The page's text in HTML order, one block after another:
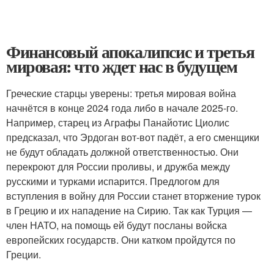
Финансовый апокалипсис и третья
мировая: что ждет нас в будущем
Греческие старцы уверены: третья мировая война
начнётся в конце 2024 года либо в начале 2025-го.
Например, старец из Аграфы Панайотис Циолис
предсказал, что Эрдоган вот-вот падёт, а его сменщики
не будут обладать должной ответственностью. Они
перекроют для России проливы, и дружба между
русскими и турками испарится. Предлогом для
вступления в войну для России станет вторжение турок
в Грецию и их нападение на Сирию. Так как Турция —
член НАТО, на помощь ей будут посланы войска
европейских государств. Они катком пройдутся по
Греции.